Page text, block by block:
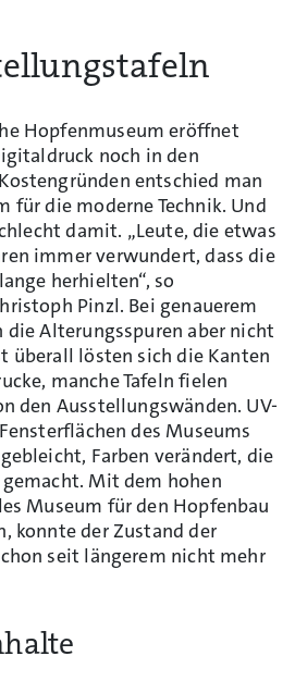
Hopfenmuseum eröffnet
noch in den
entschied man
für die moderne Technik. Und
damit. „Leute, die etwas
immer verwundert, dass die
herhielten“, so
Pinzl. Bei genauerem
die Alterungsspuren aber nicht
überall lösten sich die Kanten
manche Tafeln fielen
den Ausstellungswänden. UV-
des Museums
Farben verändert, die
Mit dem hohen
Museum für den Hopfenbau
konnte der Zustand der
seit längerem nicht mehr